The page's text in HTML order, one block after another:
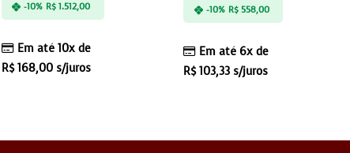
Em até 10x de
R$168,00s/juros
-10% R$ 1.512,00
Em até 6x de
R$103,33 s/juros
-10% R$558,00